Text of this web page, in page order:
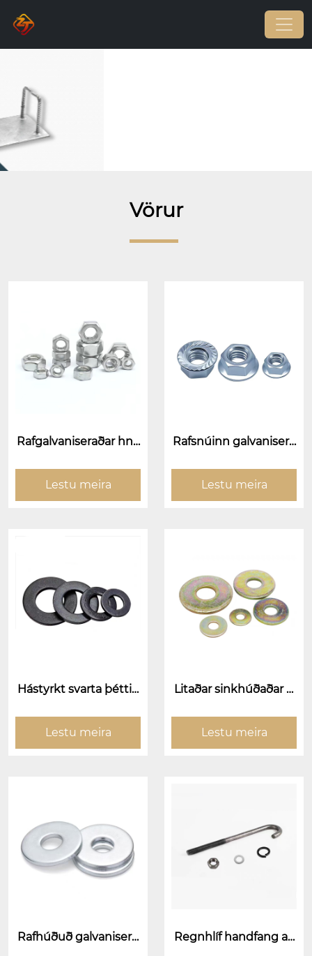
Vörur
Rafgalvaniseraðar hne
Lestu meira
Rafsnúinn galvanisera
ndlitshnetan)
Lestu meira
Hástyrkt svarta þéttin
Lestu meira
Litaðar sinkhúðaðar þ
Lestu meira
Rafhúðuð galvaniseru
Regnhlíf handfang ak